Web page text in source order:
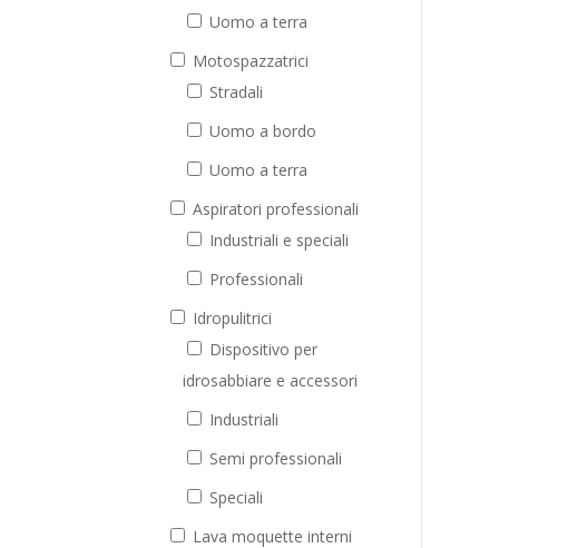
Uomo a terra
Motospazzatrici
Stradali
Uomo a bordo
Uomo a terra
Aspiratori professionali
Industriali e speciali
Professionali
Idropulitrici
Dispositivo per
idrosabbiare e accessori
Industriali
Semi professionali
Speciali
Lava moquette interni